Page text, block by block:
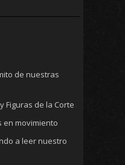
de nuestras
Figuras de la Corte
en movimiento
a leer nuestro